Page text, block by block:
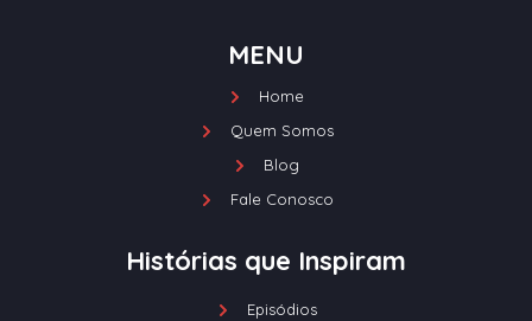
MENU
Home
Quem Somos
Blog
Fale Conosco
Histórias que Inspiram
Episódios